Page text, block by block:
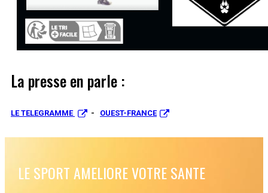
La presse en parle :
LE TELEGRAMME - OUEST-FRANCE
LE SPORT AMELIORE VOTRE SANTE